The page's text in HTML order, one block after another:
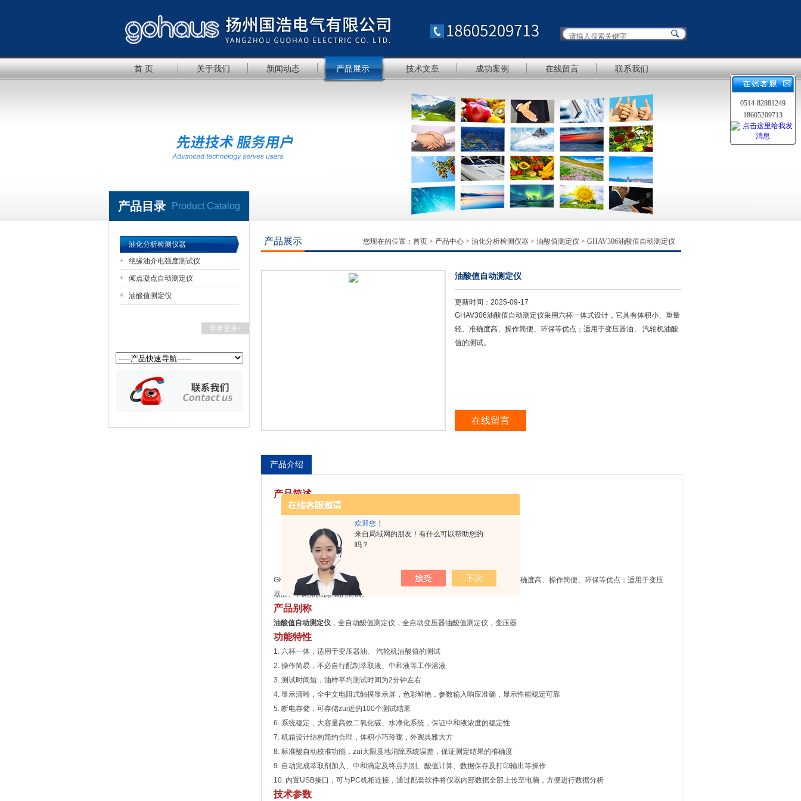
欢迎您！
来自局域网的朋友！有什么可以帮助您的
吗？
扬州国浩电气有限公司
首 页 关于我们 新闻动态 产品展示 技术文章 成功案例 在线留言 联系我们
产品目录 Product Catalog
油化分析检测仪器
绝缘油介电强度测试仪
倾点凝点自动测定仪
油酸值测定仪
查看更多+
产品展示 您现在的位置： 首页 > 产品中心 > 油化分析检测仪器 > 油酸值测定仪 > GHAV306油酸值自动测定仪
油酸值自动测定仪
更新时间： 2025-09-17
GHAV306油酸值自动测定仪采用六杯一体式设计，它具有体积小、重量
轻、准确度高、操作简便、环保等优点；适用于变压器油、 汽轮机油酸
值的测试。
在线留言
产品介绍
产品简述
产品型号 GHAV306
产品类型 油化分析检测
显示方式 5.4″大屏幕触摸式彩色液晶屏（中文显示）
外形尺寸 420 mm×340 mm×190 mm
仪器重量 9 kg
GHAV306 油酸值自动测定仪
采用六杯一体式设计，它具有体积小、重量轻、准确度高、操作简便、环保等优点；适用于变压
器油、 汽轮机油酸值的测试。
产品别称
油酸值自动测定仪 ，全自动酸值测定仪，全自动变压器油酸值测定仪，变压器
功能特性
1. 六杯一体，适用于变压器油、 汽轮机油酸值的测试
2. 操作简易，不必自行配制萃取液、中和液等工作溶液
3. 测试时间短，油样平均测试时间为2分钟左右
4. 显示清晰，全中文电阻式触摸显示屏，色彩鲜艳，参数输入响应准确，显示性能稳定可靠
5. 断电存储，可存储zui近的100个测试结果
6. 系统稳定，大容量高效二氧化碳、水净化系统，保证中和液浓度的稳定性
7. 机箱设计结构简约合理，体积小巧玲珑，外观典雅大方
8. 标准酸自动校准功能，zui大限度地消除系统误差，保证测定结果的准确度
9. 自动完成萃取剂加入、中和滴定及终点判别、酸值计算、数据保存及打印输出等操作
10. 内置USB接口，可与PC机相连接，通过配套软件将仪器内部数据全部上传至电脑，方便进行数据分析
技术参数
0514-82881249
18605209713